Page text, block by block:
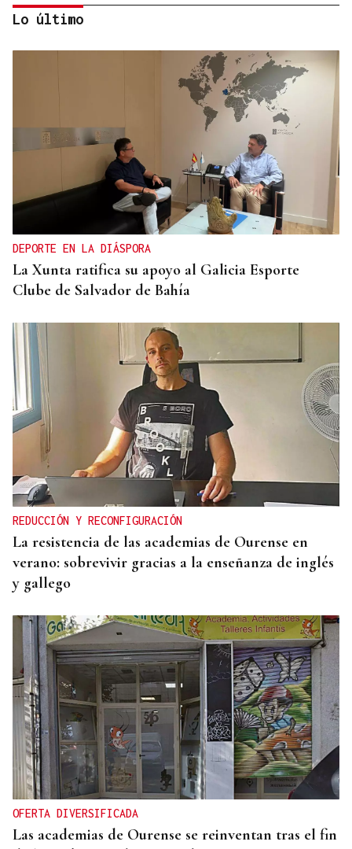
Jesusa Prado López, la fuerza ourensana que
iluminó La Habana
Lo último
DEPORTE EN LA DIÁSPORA
La Xunta ratifica su apoyo al Galicia Esporte
Clube de Salvador de Bahía
REDUCCIÓN Y RECONFIGURACIÓN
La resistencia de las academias de Ourense en
verano: sobrevivir gracias a la enseñanza de inglés
y gallego
OFERTA DIVERSIFICADA
Las academias de Ourense se reinventan tras el fin